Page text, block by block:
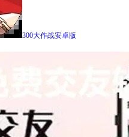
300大作战安卓版